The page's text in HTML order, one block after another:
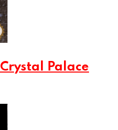
Palace